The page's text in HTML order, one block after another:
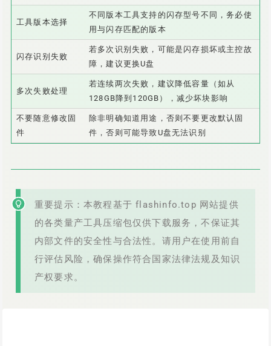
工具版本选择
不同版本工具支持的闪存型号不同，务必使
用与闪存匹配的版本
闪存识别失败
若多次识别失败，可能是闪存损坏或主控故
障，建议更换U盘
多次失败处理
若连续两次失败，建议降低容量（如从
128GB降到120GB），减少坏块影响
不要随意修改固
件
除非明确知道用途，否则不要更改默认固
件，否则可能导致U盘无法识别
重要提示：本教程基于 flashinfo.top 网站提供
的各类量产工具压缩包仅供下载服务，不保证其
内部文件的安全性与合法性。请用户在使用前自
行评估风险，确保操作符合国家法律法规及知识
产权要求。